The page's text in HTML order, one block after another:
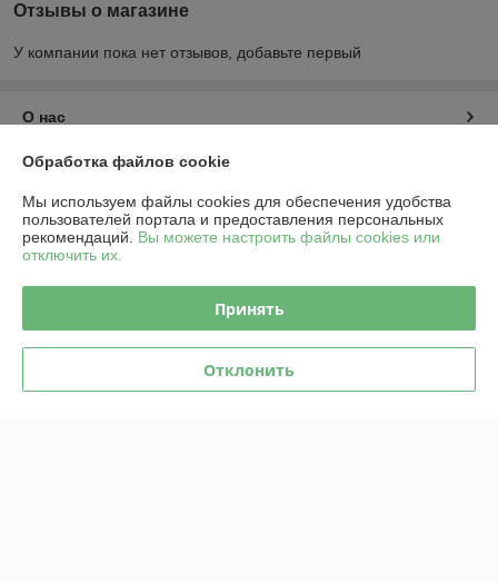
Отзывы о магазине
У компании пока нет отзывов, добавьте первый
О нас
Контакты
Доставка и оплата
Полная версия сайта
Политика обработки cookies
Обработка файлов cookie
Мы используем файлы cookies для обеспечения удобства
пользователей портала и предоставления персональных
рекомендаций. Вы можете настроить файлы cookies или
отключить их.
Принять
Отклонить